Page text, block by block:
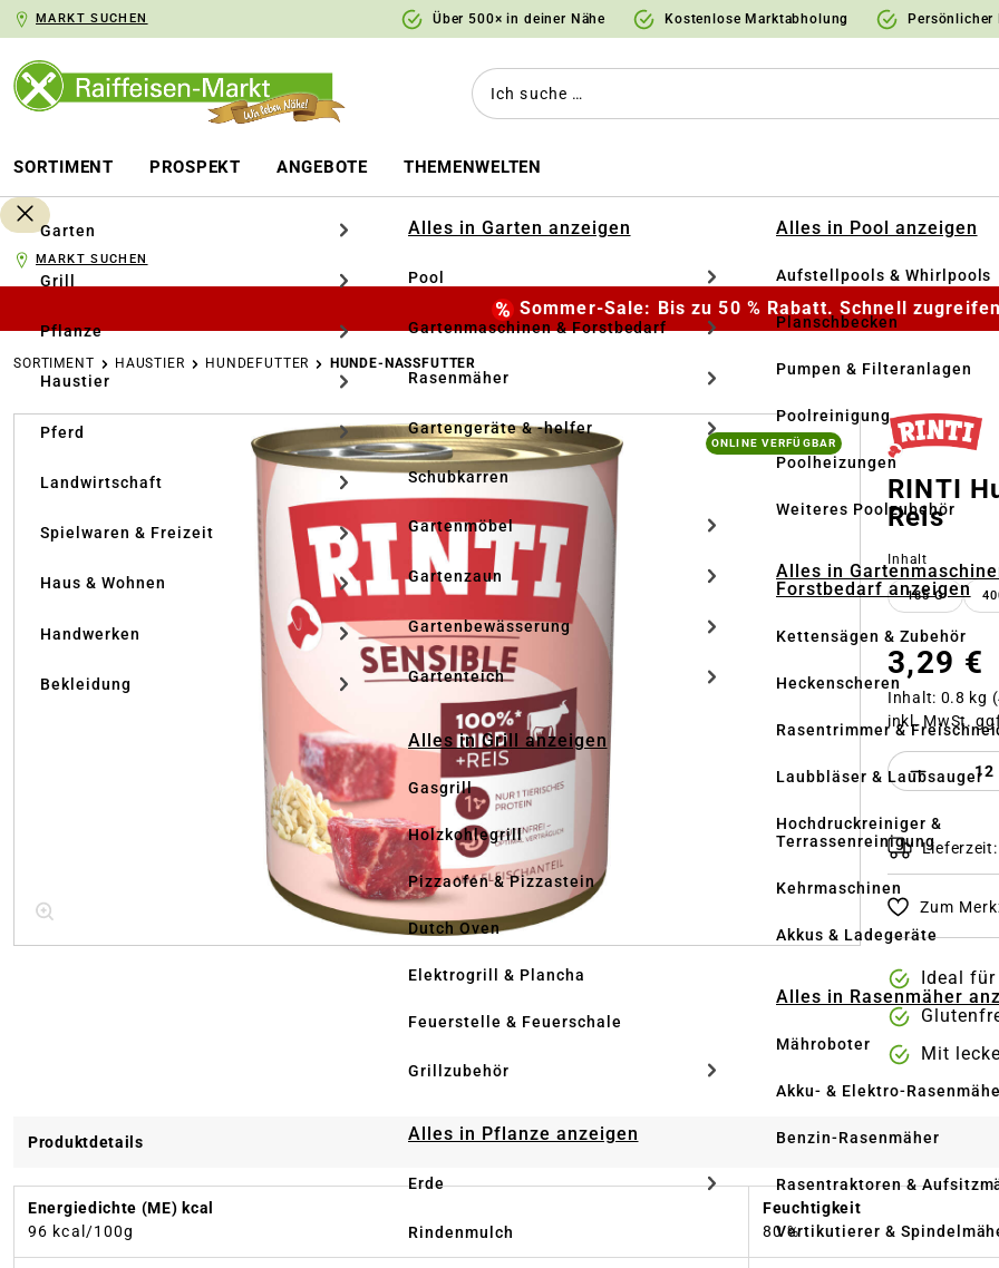
Zur Hauptnavigation springen
MARKT SUCHEN Über 500× in deiner Nähe Kostenlose Marktabholung Persönlicher
SORTIMENT PROSPEKT ANGEBOTE THEMENWELTEN
Garten
Grill
Pflanze
Haustier
Pferd
Landwirtschaft
Spielwaren & Freizeit
Haus & Wohnen
Handwerken
Bekleidung
Alles in Garten anzeigen
Pool
Gartenmaschinen & Forstbedarf
Rasenmäher
Gartengeräte & -helfer
Schubkarren
Gartenmöbel
Gartenzaun
Gartenbewässerung
Gartenteich
Alles in Grill anzeigen
Gasgrill
Holzkohlegrill
Pizzaofen & Pizzastein
Dutch Oven
Elektrogrill & Plancha
Feuerstelle & Feuerschale
Grillzubehör
Alles in Pflanze anzeigen
Erde
Rindenmulch
Alles in Pool anzeigen
Aufstellpools & Whirlpools
Planschbecken
Pumpen & Filteranlagen
Poolreinigung
Poolheizungen
Weiteres Poolzubehör
Alles in
Forstbedarf anzeigen
Kettensägen & Zubehör
Heckenscheren
Rasentrimmer &
Laubbläser & Laubsauger
Hochdruckreiniger &
Terrassenreinigung
Kehrmaschinen
Akkus & Ladegeräte
Alles in Rasenmäher
Mähroboter
Akku- & Elektro-
Benzin-Rasenmäher
Rasentraktoren &
Vertikutierer &
MARKT SUCHEN
Sommer-Sale: Bis zu 50 % Rabatt. Schnell
SORTIMENT HAUSTIER HUNDEFUTTER HUNDE-NASSFUTTER
Bildergalerie überspringen
ONLINE VERFÜGBAR
RINTI
Reis
Inhalt
185 G
3,29 €
Inhalt: 0.8 kg
inkl. MwSt.
Produkt
Lieferzeit:
Zum
Ideal
Mit
Produktdetails
Energiedichte (ME) kcal
96 kcal/100g
Feuchtigkeit
80 %